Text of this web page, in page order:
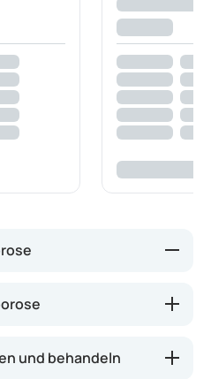
verschiebt sich das
nach den
und behandeln